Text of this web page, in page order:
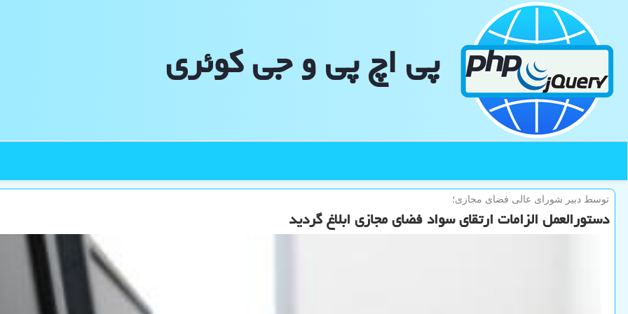
پی اچ پی و جی كوئری
توسط دبیر شورای عالی فضای مجازی؛
دستورالعمل الزامات ارتقای سواد فضای مجازی ابلاغ گردید